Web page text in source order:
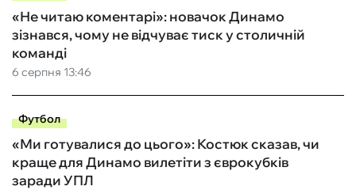
6 серпня 13:46
«Не читаю коментарі»: новачок Динамо
зізнався, чому не відчуває тиск у столичній
команді
Футбол
«Ми готувалися до цього»: Костюк сказав, чи
краще для Динамо вилетіти з єврокубків
заради УПЛ